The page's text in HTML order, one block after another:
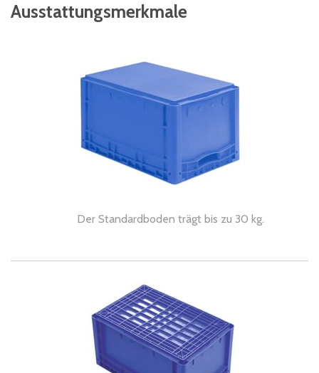
Ausstattungsmerkmale
Der Standardboden trägt bis zu 30 kg.